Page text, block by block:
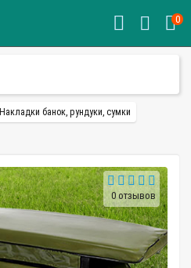
0
Накладки банок, рундуки, сумки
0 отзывов